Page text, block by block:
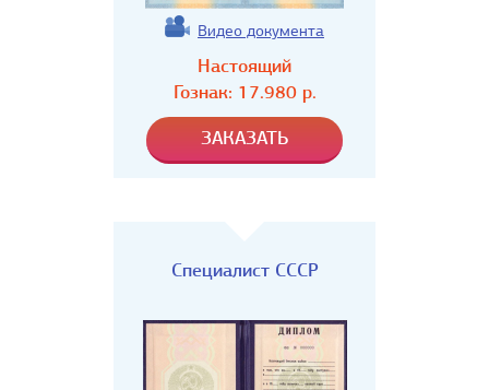
Видео документа
Настоящий
Гознак: 17.980р.
Специалист СССР